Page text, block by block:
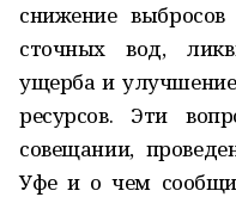
снижение
сточных вод,
ущерба и
ресурсов. Эти
совещании,
Уфе и о чем